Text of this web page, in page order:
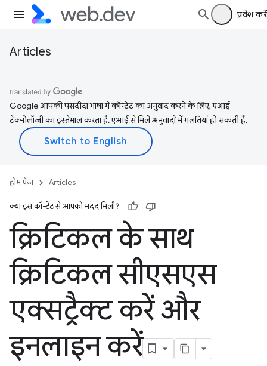
प्रवेश करें
Articles
Google आपकी पसंदीदा भाषा में कॉन्टेंट का अनुवाद करने के लिए, एआई
टेक्नोलॉजी का इस्तेमाल करता है. एआई से मिले अनुवादों में गलतियां हो सकती हैं.
होम पेज Articles
क्या इस कॉन्टेंट से आपको मदद मिली?
क्रिटिकल के साथ
क्रिटिकल सीएसएस
एक्सट्रैक्ट करें और
इनलाइन करें